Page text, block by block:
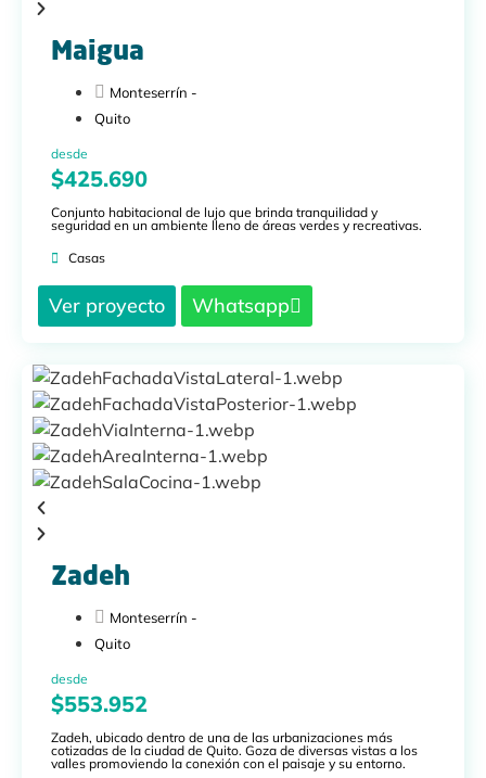
Maigua
Monteserrín -
Quito
desde
$425.690
Conjunto habitacional de lujo que brinda tranquilidad y
seguridad en un ambiente lleno de áreas verdes y recreativas.
Casas
Ver proyecto Whatsapp
Zadeh
Monteserrín -
Quito
desde
$553.952
Zadeh, ubicado dentro de una de las urbanizaciones más
cotizadas de la ciudad de Quito. Goza de diversas vistas a los
valles promoviendo la conexión con el paisaje y su entorno.